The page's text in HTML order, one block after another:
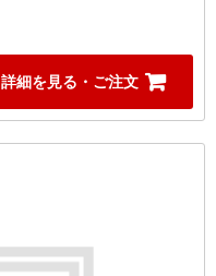
詳細を見る・ご注文